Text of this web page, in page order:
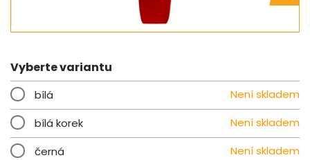
Vyberte variantu
bílá
Není skladem
bílá korek
Není skladem
černá
Není skladem